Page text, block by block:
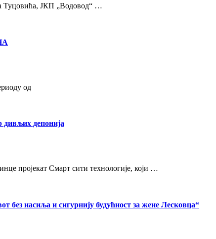
Туцовића, ЈКП „Водовод“ …
од
дивљих депонија
пројекат Смарт сити технологије, који …
без насиља и сигурнију будућност за жене Лесковца“